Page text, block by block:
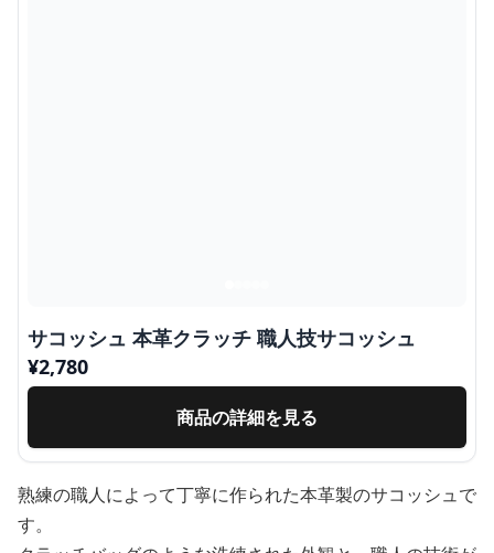
サコッシュ 本革クラッチ 職人技サコッシュ
¥2,780
商品の詳細を見る
熟練の職人によって丁寧に作られた本革製のサコッシュで
す。